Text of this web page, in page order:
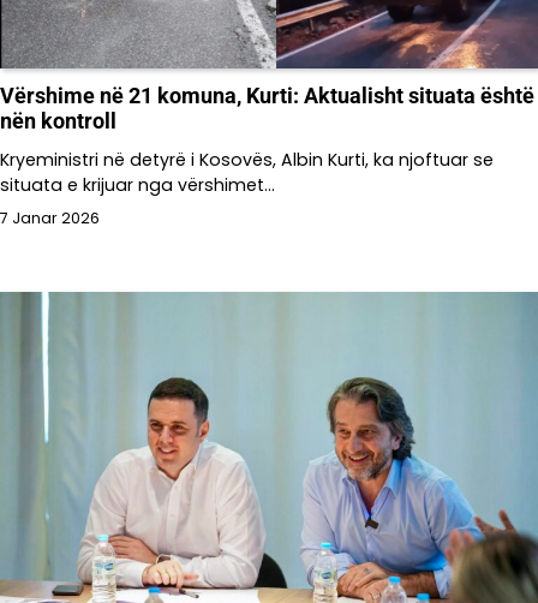
Vërshime në 21 komuna, Kurti: Aktualisht situata është
nën kontroll
Kryeministri në detyrë i Kosovës, Albin Kurti, ka njoftuar se
situata e krijuar nga vërshimet…
7 Janar 2026